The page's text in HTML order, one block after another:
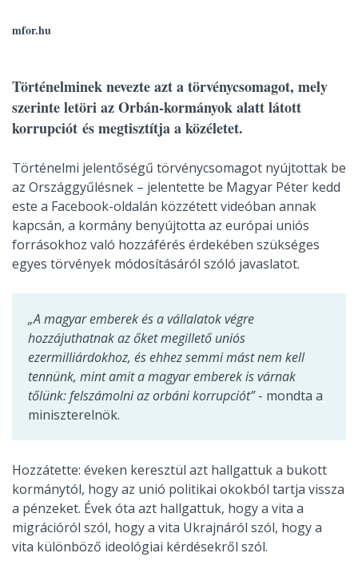
mfor.hu
Történelminek nevezte azt a törvénycsomagot, mely
szerinte letöri az Orbán-kormányok alatt látott
korrupciót és megtisztítja a közéletet.
Történelmi jelentőségű törvénycsomagot nyújtottak be
az Országgyűlésnek – jelentette be Magyar Péter kedd
este a Facebook-oldalán közzétett videóban annak
kapcsán, a kormány benyújtotta az európai uniós
forrásokhoz való hozzáférés érdekében szükséges
egyes törvények módosításáról szóló javaslatot.
„A magyar emberek és a vállalatok végre
hozzájuthatnak az őket megillető uniós
ezermilliárdokhoz, és ehhez semmi mást nem kell
tennünk, mint amit a magyar emberek is várnak
tőlünk: felszámolni az orbáni korrupciót”- mondta a
miniszterelnök.
Hozzátette: éveken keresztül azt hallgattuk a bukott
kormánytól, hogy az unió politikai okokból tartja vissza
a pénzeket. Évek óta azt hallgattuk, hogy a vita a
migrációról szól, hogy a vita Ukrajnáról szól, hogy a
vita különböző ideológiai kérdésekről szól.